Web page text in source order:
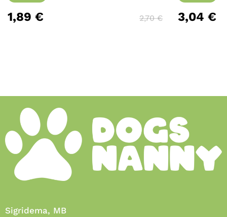
1,89 € 2,70€ 3,04 €
Sigridema, MB